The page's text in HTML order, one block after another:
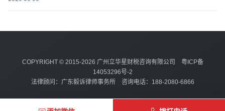
COPYRIGHT © 2015-2026 广州立华星财税咨询有限公司 粤ICP备
14053296号-2
法律顾问：广东毅诉律师事务所 咨询电话：188-2080-6866